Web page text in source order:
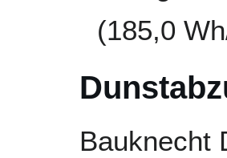
(185,0
Bauknecht